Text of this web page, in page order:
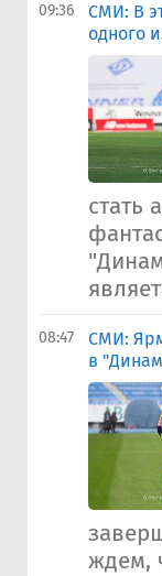
09:36
СМИ: В
одного
стать
08:47
СМИ:
в
ждем,